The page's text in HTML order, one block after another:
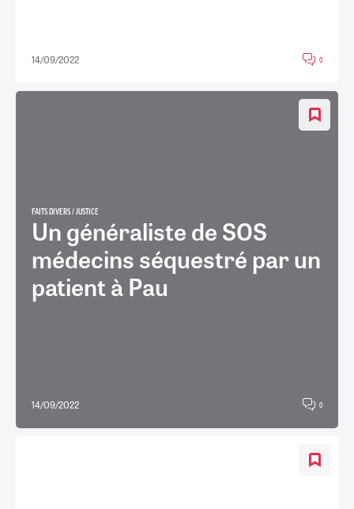
14/09/2022 0
FAITS DIVERS / JUSTICE
Un généraliste de SOS
médecins séquestré par un
patient à Pau
14/09/2022 0